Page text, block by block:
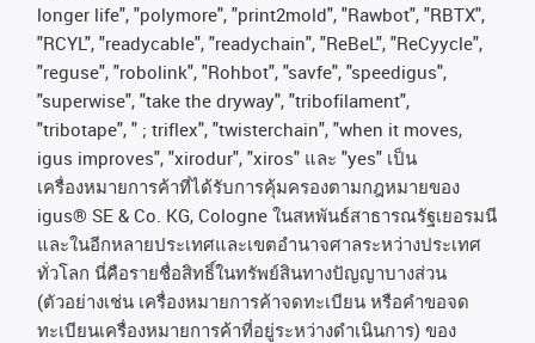
longer life", "polymore", "print2mold", "Rawbot", "RBTX",
"RCYL", "readycable", "readychain", "ReBeL", "ReCyycle",
"reguse", "robolink", "Rohbot", "savfe", "speedigus",
"superwise", "take the dryway", "tribofilament",
"tribotape", " ; triflex", "twisterchain", "when it moves,
igus improves", "xirodur", "xiros" และ "yes" เป็น
เครื่องหมายการค้าที่ได้รับการคุ้มครองตามกฎหมายของ
igus® SE & Co. KG, Cologne ในสหพันธ์สาธารณรัฐเยอรมนี
และในอีกหลายประเทศและเขตอํานาจศาลระหว่างประเทศ
ทั่วโลก นี่คือรายชื่อสิทธิ์ในทรัพย์สินทางปัญญาบางส่วน
(ตัวอย่างเช่น เครื่องหมายการค้าจดทะเบียน หรือคำขอจด
ทะเบียนเครื่องหมายการค้าที่อยู่ระหว่างดำเนินการ) ของ